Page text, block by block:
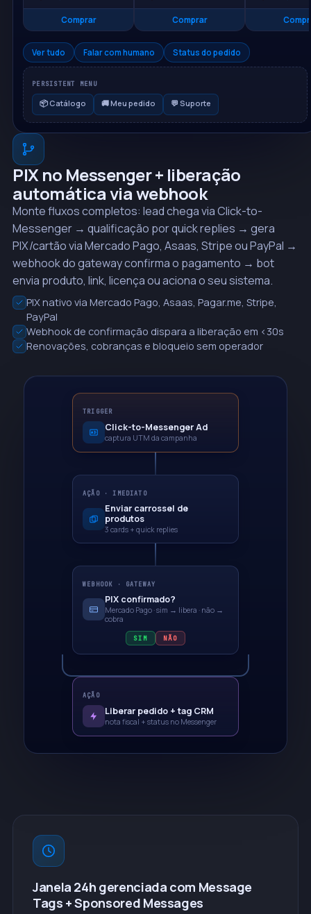
Comprar Comprar
Ver tudo Falar com humano Status do pedido
PERSISTENT MENU
📦 Catálogo 🚚 Meu pedido 💬 Suporte
PIX no Messenger + liberação
automática via webhook
Monte fluxos completos: lead chega via Click-to-
Messenger → qualificação por quick replies → gera
PIX/cartão via Mercado Pago, Asaas, Stripe ou PayPal →
webhook do gateway confirma o pagamento → bot
envia produto, link, licença ou aciona o seu sistema.
PIX nativo via Mercado Pago, Asaas, Pagar.me, Stripe,
PayPal
Webhook de confirmação dispara a liberação em <30s
Renovações, cobranças e bloqueio sem operador
TRIGGER
Click-to-Messenger Ad
captura UTM da campanha
AÇÃO · IMEDIATO
Enviar carrossel de
produtos
3 cards + quick replies
WEBHOOK · GATEWAY
PIX confirmado?
Mercado Pago · sim → libera · não →
cobra
SIM NÃO
AÇÃO
Liberar pedido + tag CRM
nota fiscal + status no Messenger
Janela 24h gerenciada com Message
Tags + Sponsored Messages